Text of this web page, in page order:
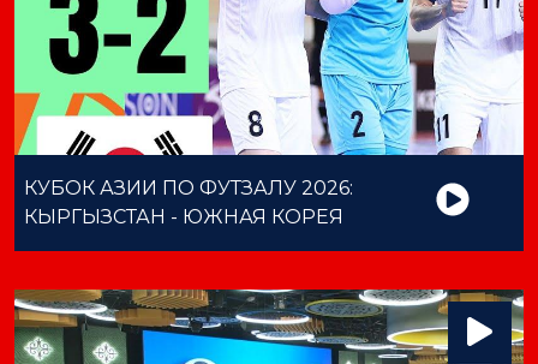
КУБОК АЗИИ ПО ФУТЗАЛУ 2026:
КЫРГЫЗСТАН - ЮЖНАЯ КОРЕЯ